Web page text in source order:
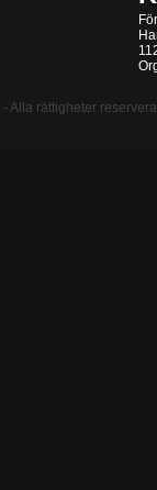
- Alla rättigheter